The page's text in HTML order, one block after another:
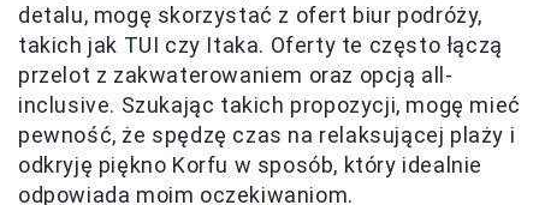
detalu, mogę skorzystać z ofert biur podróży,
takich jak TUI czy Itaka. Oferty te często łączą
przelot z zakwaterowaniem oraz opcją all-
inclusive. Szukając takich propozycji, mogę mieć
pewność, że spędzę czas na relaksującej plaży i
odkryję piękno Korfu w sposób, który idealnie
odpowiada moim oczekiwaniom.